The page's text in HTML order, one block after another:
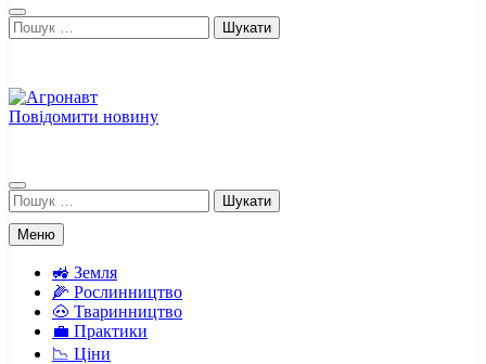
Пошук:
Повідомити новину
Пошук:
Меню
🚜 Земля
🌽 Рослинництво
🐽 Тваринництво
💼 Практики
📉 Ціни